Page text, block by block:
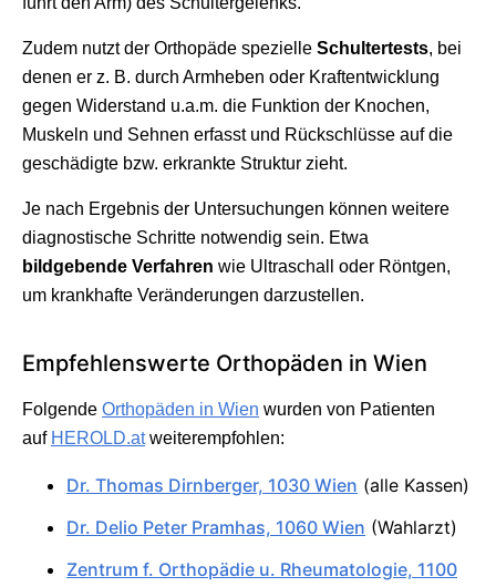
Zudem nutzt der Orthopäde spezielle Schultertests, bei
denen er z. B. durch Armheben oder Kraftentwicklung
gegen Widerstand u.a.m. die Funktion der Knochen,
Muskeln und Sehnen erfasst und Rückschlüsse auf die
geschädigte bzw. erkrankte Struktur zieht.
Je nach Ergebnis der Untersuchungen können weitere
diagnostische Schritte notwendig sein. Etwa
bildgebende Verfahren wie Ultraschall oder Röntgen,
um krankhafte Veränderungen darzustellen.
Empfehlenswerte Orthopäden in Wien
Folgende Orthopäden in Wien wurden von Patienten
auf HEROLD.atweiterempfohlen:
Dr. Thomas Dirnberger, 1030 Wien (alle Kassen)
Dr. Delio Peter Pramhas, 1060 Wien (Wahlarzt)
Zentrum f. Orthopädie u. Rheumatologie, 1100